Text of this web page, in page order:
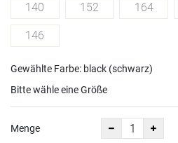
140 152 164
146
Gewählte Farbe: black (schwarz)
Bitte wähle eine Größe
Menge